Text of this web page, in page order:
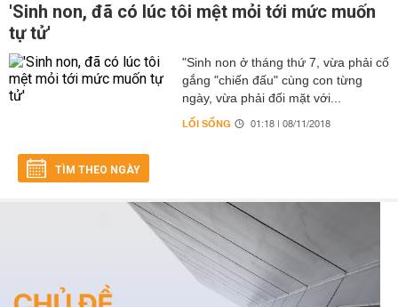
'Sinh non, đã có lúc tôi mệt mỏi tới mức muốn
tự tử'
"Sinh non ở tháng thứ 7, vừa phải cố
gắng "chiến đấu" cùng con từng
ngày, vừa phải đối mặt với...
LỐI SỐNG 01:18 | 08/11/2018
TÌM THEO NGÀY